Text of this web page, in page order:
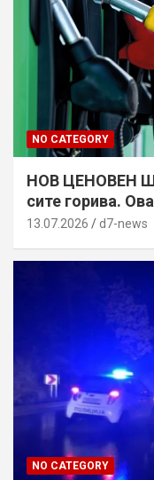
NO CATEGORY
НОВ ЦЕНОВЕН
сите горива.
13.07.2026 d7-news
NO CATEGORY